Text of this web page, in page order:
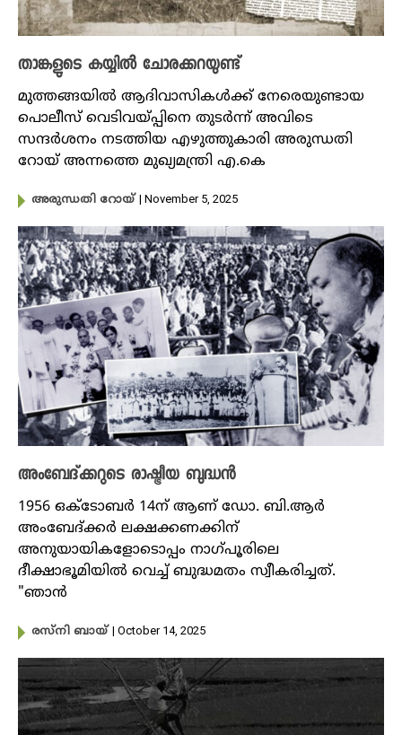
താങ്കളുടെ കയ്യിൽ ചോരക്കറയുണ്ട്
മുത്തങ്ങയിൽ ആദിവാസികൾക്ക് നേരെയുണ്ടായ
പൊലീസ് വെടിവയ്പ്പിനെ തുടർന്ന് അവിടെ
സന്ദർശനം നടത്തിയ എഴുത്തുകാരി അരുന്ധതി
റോയ് അന്നത്തെ മുഖ്യമന്ത്രി എ.കെ
അരുന്ധതി റോയ് | November 5, 2025
അംബേദ്ക്കറുടെ രാഷ്ട്രീയ ബുദ്ധൻ
1956 ഒക്ടോബർ 14ന് ആണ് ഡോ. ബി.ആർ
അംബേദ്ക്ക‍‍ർ ലക്ഷക്കണക്കിന്
അനുയായികളോടൊപ്പം നാഗ്പൂരിലെ
ദീക്ഷാഭൂമിയിൽ വെച്ച് ബുദ്ധമതം സ്വീകരിച്ചത്.
"ഞാൻ
രസ്‌നി ബായ് | October 14, 2025